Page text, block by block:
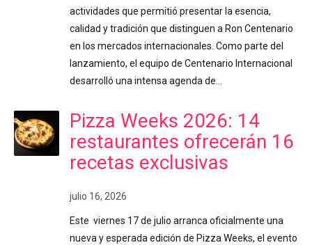
actividades que permitió presentar la esencia,
calidad y tradición que distinguen a Ron Centenario
en los mercados internacionales. Como parte del
lanzamiento, el equipo de Centenario Internacional
desarrolló una intensa agenda de…
Pizza Weeks 2026: 14
restaurantes ofrecerán 16
recetas exclusivas
julio 16, 2026
Este viernes 17 de julio arranca oficialmente una
nueva y esperada edición de Pizza Weeks, el evento